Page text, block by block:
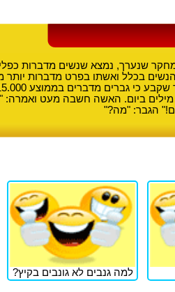
מחקר שנערך, נמצא שנשים מדברות
בכלל ואשתו בפרט מדברות יותר
שנשים מדברות 30.000 מילים ביום. האשה חשבה מעט
הגבר: "מה?"
למה גנבים לא גונבים בקיץ?